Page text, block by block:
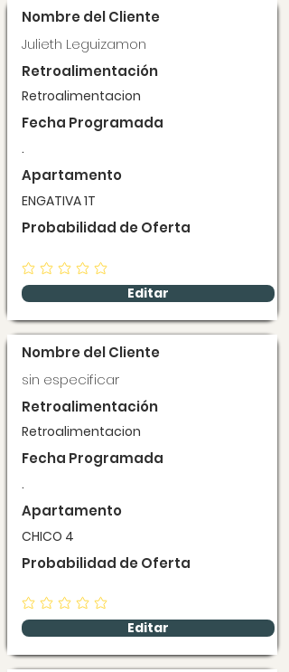
Nombre del Cliente
Julieth Leguizamon
Retroalimentación
Retroalimentacion
Fecha Programada
.
Apartamento
ENGATIVA 1T
Probabilidad de Oferta
Editar
Nombre del Cliente
sin especificar
Retroalimentación
Retroalimentacion
Fecha Programada
.
Apartamento
CHICO 4
Probabilidad de Oferta
Editar